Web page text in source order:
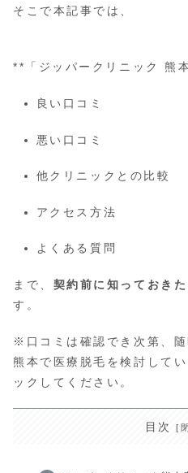
そこで本記事では、
**「ジッパークリニック 熊
良い口コミ
悪い口コミ
他クリニックとの比較
アクセス方法
よくある質問
まで、 契約前に知っておき
す。
※口コミは確認でき次第、随
熊本で医療脱毛を検討して
ックしてください。
目次